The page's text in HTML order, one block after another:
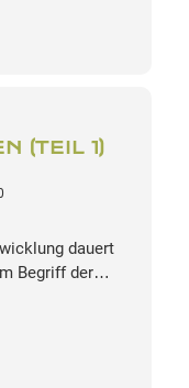
(TEIL 1)
dauert
Begriff der…